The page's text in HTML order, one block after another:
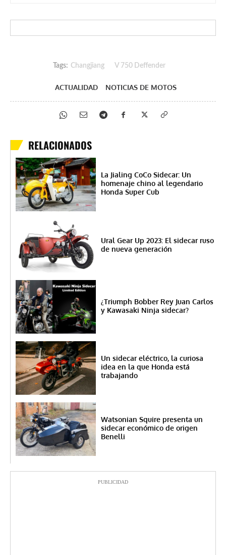
Tags: Changjiang V 750 Deffender
ACTUALIDAD NOTICIAS DE MOTOS
RELACIONADOS
La Jialing CoCo Sidecar: Un
homenaje chino al legendario
Honda Super Cub
Ural Gear Up 2023: El sidecar ruso
de nueva generación
¿Triumph Bobber Rey Juan Carlos
y Kawasaki Ninja sidecar?
Un sidecar eléctrico, la curiosa
idea en la que Honda está
trabajando
Watsonian Squire presenta un
sidecar económico de origen
Benelli
PUBLICIDAD